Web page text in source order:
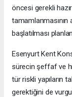
öncesi gerekli
tamamlanmasının
başlatılması
Esenyurt Kent
sürecin şeffaf ve
tür riskli yapıların
gerektiğini de